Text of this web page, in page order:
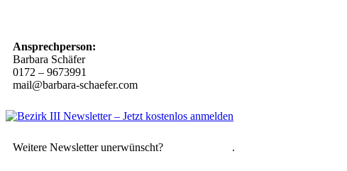
Ansprechperson:
Barbara Schäfer
0172 – 9673991
mail@barbara-schaefer.com
Weitere Newsletter unerwünscht? .